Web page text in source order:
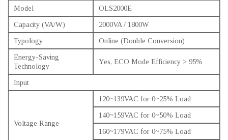
Model
OLS2000E
Capacity (VA/W)
2000VA / 1800W
Typology
Online (Double Conversion)
Energy-Saving
Technology
Yes, ECO Mode Efficiency > 95%
Input
Voltage Range
120~139VAC for 0~25% Load
140~159VAC for 0~50% Load
160~179VAC for 0~75% Load